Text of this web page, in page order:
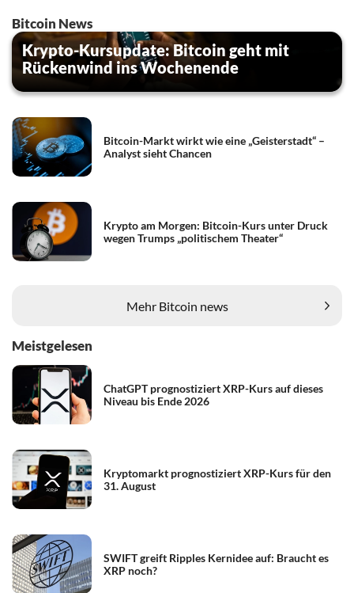
Bitcoin News
Krypto-Kursupdate: Bitcoin geht mit
Rückenwind ins Wochenende
Bitcoin-Markt wirkt wie eine „Geisterstadt“ –
Analyst sieht Chancen
Krypto am Morgen: Bitcoin-Kurs unter Druck
wegen Trumps „politischem Theater“
Mehr Bitcoin news
Meistgelesen
ChatGPT prognostiziert XRP-Kurs auf dieses
Niveau bis Ende 2026
Kryptomarkt prognostiziert XRP-Kurs für den
31. August
SWIFT greift Ripples Kernidee auf: Braucht es
XRP noch?